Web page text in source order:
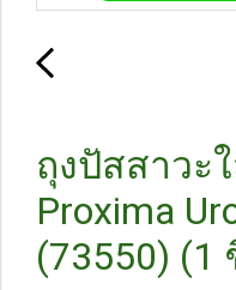
ถุงปัสสาวะ
Proxima
(73550) (1